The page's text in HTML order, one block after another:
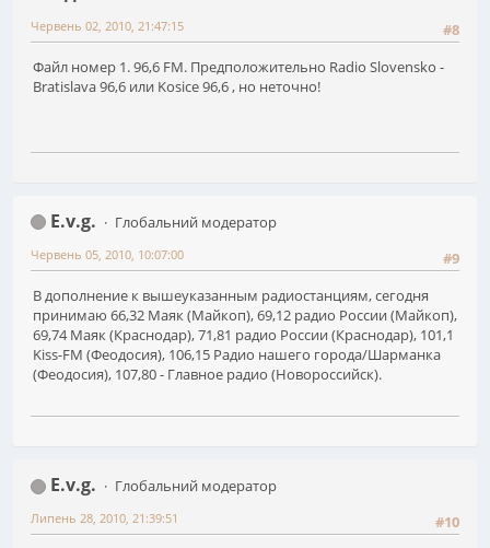
#8
Червень 02, 2010, 21:47:15
Файл номер 1. 96,6 FM. Предположительно Radio Slovensko -
Bratislava 96,6 или Kosice 96,6 , но неточно!
E.v.g.
Глобальний модератор
#9
Червень 05, 2010, 10:07:00
В дополнение к вышеуказанным радиостанциям, сегодня
принимаю 66,32 Маяк (Майкоп), 69,12 радио России (Майкоп),
69,74 Маяк (Краснодар), 71,81 радио России (Краснодар), 101,1
Kiss-FM (Феодосия), 106,15 Радио нашего города/Шарманка
(Феодосия), 107,80 - Главное радио (Новороссийск).
E.v.g.
Глобальний модератор
#10
Липень 28, 2010, 21:39:51